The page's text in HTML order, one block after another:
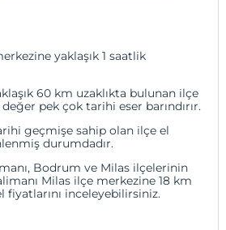
yaklaşık 1 saatlik
60 km uzaklıkta bulunan ilçe
pek çok tarihi eser barındırır.
geçmişe sahip olan ilçe el
durumdadır.
Bodrum ve Milas ilçelerinin
Milas ilçe merkezine 18 km
fiyatlarını inceleyebilirsiniz.